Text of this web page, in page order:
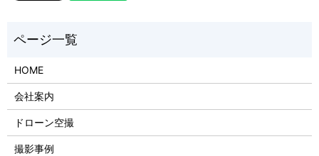
HOME
会社案内
ドローン空撮
撮影事例